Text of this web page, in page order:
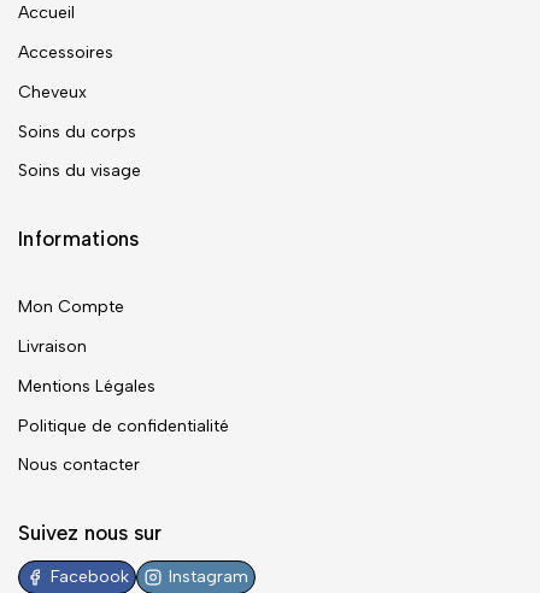
Accueil
Accessoires
Cheveux
Soins du corps
Soins du visage
Informations
Mon Compte
Livraison
Mentions Légales
Politique de confidentialité
Nous contacter
Suivez nous sur
Facebook Instagram